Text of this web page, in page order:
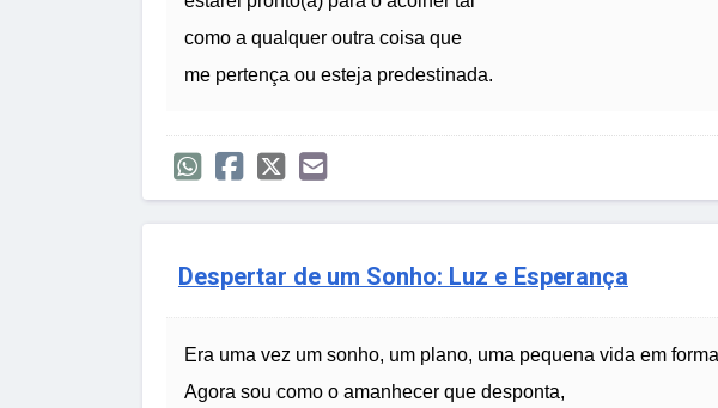
como a qualquer outra coisa que
me pertença ou esteja predestinada.
Despertar de um Sonho: Luz e Esperança
Era uma vez um sonho, um plano, uma pequena vida em
Agora sou como o amanhecer que desponta,